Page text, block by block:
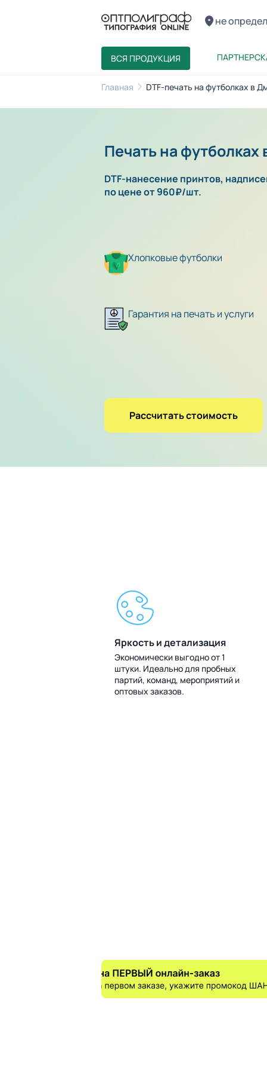
не
ВСЯ ПРОДУКЦИЯ
Главная DTF-печать на футболках в
Печать на футболках
DTF-нанесение принтов,
по цене от 960₽/шт.
Хлопковые футболки
Гарантия на печать и услуги
Рассчитать стоимость
Яркость и детализация
Экономически выгодно от 1
штуки. Идеально для пробных
партий, команд, мероприятий и
оптовых заказов.